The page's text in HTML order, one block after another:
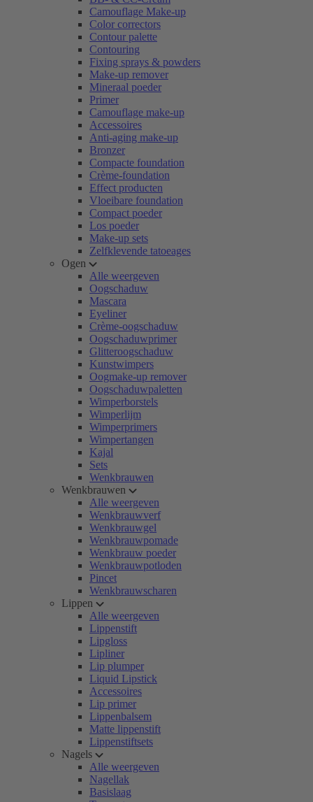
Camouflage Make-up
Color correctors
Contour palette
Contouring
Fixing sprays & powders
Make-up remover
Mineraal poeder
Primer
Camouflage make-up
Accessoires
Anti-aging make-up
Bronzer
Compacte foundation
Crème-foundation
Effect producten
Vloeibare foundation
Compact poeder
Los poeder
Make-up sets
Zelfklevende tatoeages
Ogen
Alle weergeven
Oogschaduw
Mascara
Eyeliner
Crème-oogschaduw
Oogschaduwprimer
Glitteroogschaduw
Kunstwimpers
Oogmake-up remover
Oogschaduwpaletten
Wimperborstels
Wimperlijm
Wimperprimers
Wimpertangen
Kajal
Sets
Wenkbrauwen
Wenkbrauwen
Alle weergeven
Wenkbrauwverf
Wenkbrauwgel
Wenkbrauwpomade
Wenkbrauw poeder
Wenkbrauwpotloden
Pincet
Wenkbrauwscharen
Lippen
Alle weergeven
Lippenstift
Lipgloss
Lipliner
Lip plumper
Liquid Lipstick
Accessoires
Lip primer
Lippenbalsem
Matte lippenstift
Lippenstiftsets
Nagels
Alle weergeven
Nagellak
Basislaag